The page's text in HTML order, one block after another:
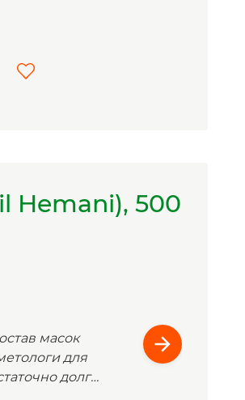
Hemani), 500
масок
для
долго